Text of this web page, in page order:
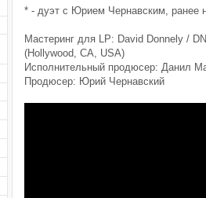
* - дуэт с Юрием Чернавским, ранее
Мастеринг для LP: David Donnely /
(Hollywood, CA, USA)
Исполнительный продюсер: Данил
Продюсер: Юрий Чернавский